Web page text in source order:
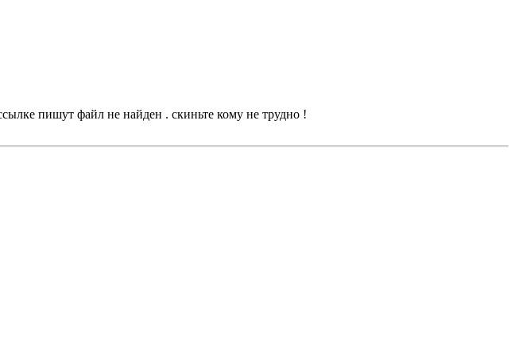
пишут файл не найден . скиньте кому не трудно !